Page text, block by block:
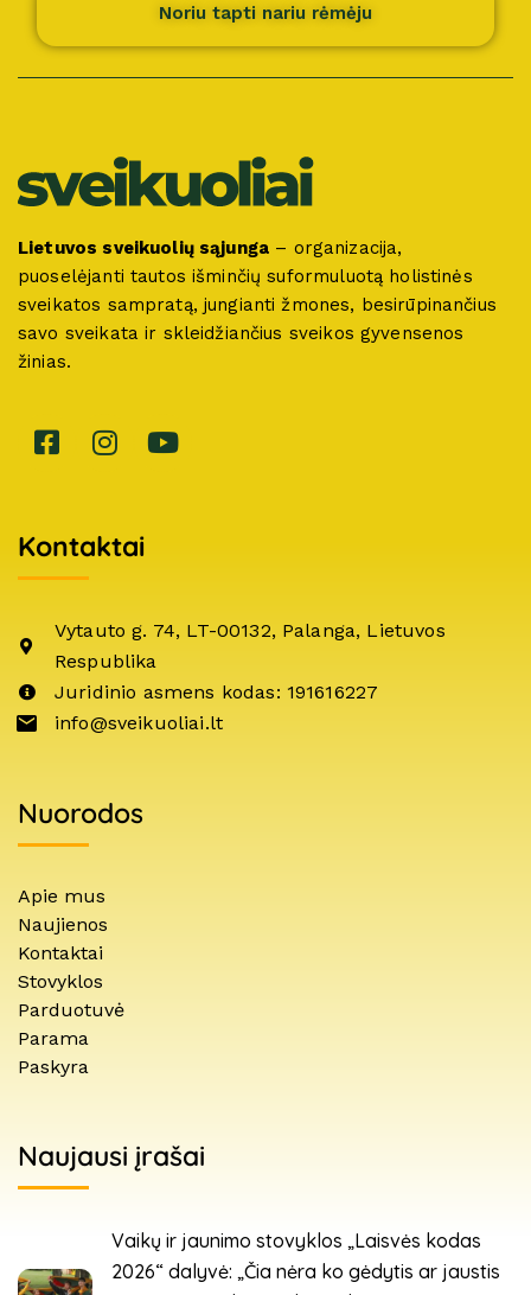
Noriu tapti nariu rėmėju
Lietuvos sveikuolių sąjunga – organizacija,
puoselėjanti tautos išminčių suformuluotą holistinės
sveikatos sampratą, jungianti žmones, besirūpinančius
savo sveikata ir skleidžiančius sveikos gyvensenos
žinias.
Kontaktai
Vytauto g. 74, LT-00132, Palanga, Lietuvos
Respublika
Juridinio asmens kodas: 191616227
info@sveikuoliai.lt
Nuorodos
Apie mus
Naujienos
Kontaktai
Stovyklos
Parduotuvė
Parama
Paskyra
Naujausi įrašai
Vaikų ir jaunimo stovyklos „Laisvės kodas
2026“ dalyvė: „Čia nėra ko gėdytis ar jaustis